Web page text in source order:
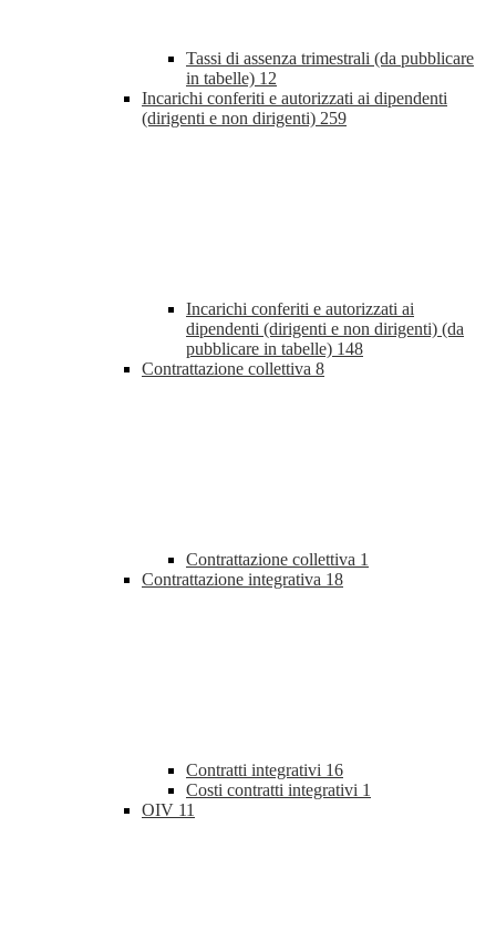
Tassi di assenza trimestrali (da pubblicare
in tabelle) 12
Incarichi conferiti e autorizzati ai dipendenti
(dirigenti e non dirigenti) 259
Incarichi conferiti e autorizzati ai
dipendenti (dirigenti e non dirigenti) (da
pubblicare in tabelle) 148
Contrattazione collettiva 8
Contrattazione collettiva 1
Contrattazione integrativa 18
Contratti integrativi 16
Costi contratti integrativi 1
OIV 11